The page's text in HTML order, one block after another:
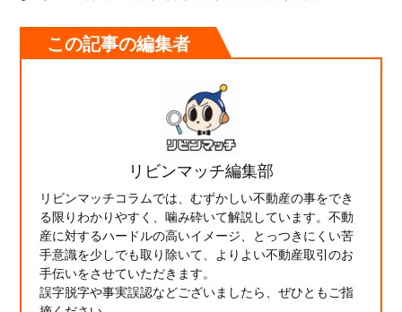
この記事の編集者
リビンマッチ編集部
リビンマッチコラムでは、むずかしい不動産の事をでき
る限りわかりやすく、噛み砕いて解説しています。不動
産に対するハードルの高いイメージ、とっつきにくい苦
手意識を少しでも取り除いて、よりよい不動産取引のお
手伝いをさせていただきます。
誤字脱字や事実誤認などございましたら、ぜひともご指